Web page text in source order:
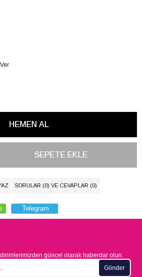
SORULAR (0) VE CEVAPLAR (0)
Telegram
güncel olarak haberdar olun.
Gönder